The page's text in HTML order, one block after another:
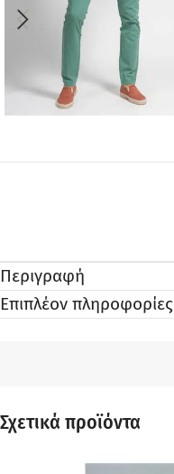
Περιγραφή
Επιπλέον πληροφορίες
Σχετικά προϊόντα